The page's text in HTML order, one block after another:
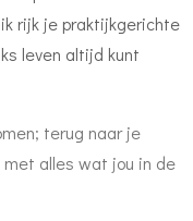
rijk je praktijkgerichte
leven altijd kunt
terug naar je
alles wat jou in de